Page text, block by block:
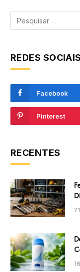
REDES SOCIAIS
Facebook
Pinterest
RECENTES